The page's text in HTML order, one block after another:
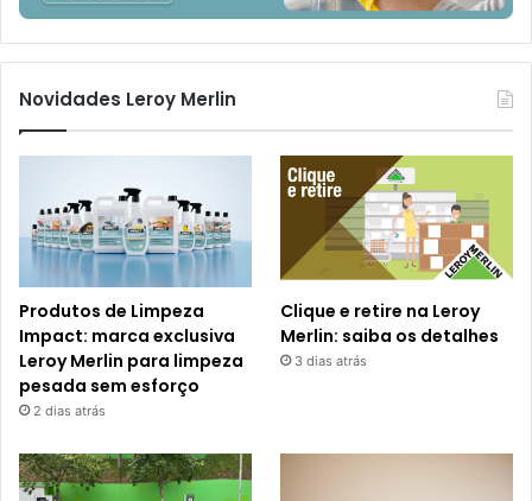
Novidades Leroy Merlin
Produtos de Limpeza
Impact: marca exclusiva
Leroy Merlin para limpeza
pesada sem esforço
2 dias atrás
Clique e retire na Leroy
Merlin: saiba os detalhes
3 dias atrás